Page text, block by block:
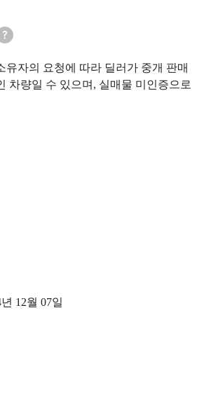
유자의 요청에 따라 딜러가 중개 판매
차량일 수 있으며, 실매물 미인증으로
12월 07일